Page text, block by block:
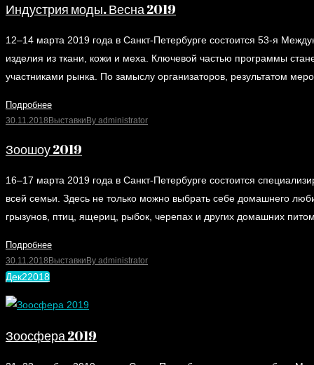
Индустрия моды. Весна 2019
12–14 марта 2019 года в Санкт-Петербурге состоится 53-я
изделия из ткани, кожи и меха. Ключевой частью программы
участниками рынка. По замыслу организаторов, результатом
Подробнее
30.11.2018 Выставки By administrator
Зоошоу 2019
16–17 марта 2019 года в Санкт-Петербурге состоится
всей семьи. Здесь не только можно выбрать себе домашнего
грызунов, птиц, ящериц, рыбок, черепах и других домашних
Подробнее
30.11.2018 Выставки By administrator
Дек22018
Зоосфера 2019